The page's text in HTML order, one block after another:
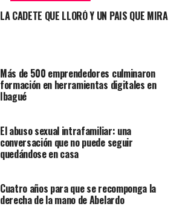
LA CADETE QUE LLORÓ Y UN PAIS QUE MIRA
Más de 500 emprendedores culminaron
formación en herramientas digitales en
Ibagué
El abuso sexual intrafamiliar: una
conversación que no puede seguir
quedándose en casa
Cuatro años para que se recomponga la
derecha de la mano de Abelardo